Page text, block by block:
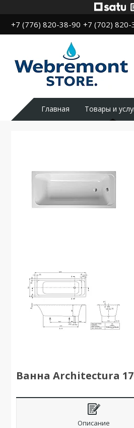
+7 (776) 820-38-90 +7 (702) 820-
Главная Товары и
Ванна Architectura
Описание